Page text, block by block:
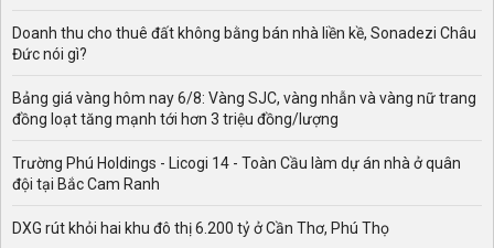
Doanh thu cho thuê đất không bằng bán nhà liền kề, Sonadezi Châu
Đức nói gì?
Bảng giá vàng hôm nay 6/8: Vàng SJC, vàng nhẫn và vàng nữ trang
đồng loạt tăng mạnh tới hơn 3 triệu đồng/lượng
Trường Phú Holdings - Licogi 14 - Toàn Cầu làm dự án nhà ở quân
đội tại Bắc Cam Ranh
DXG rút khỏi hai khu đô thị 6.200 tỷ ở Cần Thơ, Phú Thọ